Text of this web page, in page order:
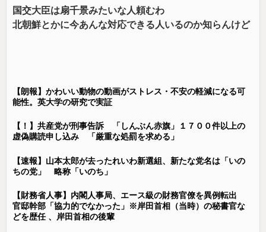
国交大臣は扇千景みたいな人頼むわ
北朝鮮とかに今あんな対応できる人いるのか知らんけど
【朗報】かわいい動物の動画がストレス・不安の軽減になる可
能性。英大学の研究で実証
【！】共産党が刑事告訴 「しんぶん赤旗」１７００件以上の
虚偽購読申し込み 「厳重な処罰を求める」
【速報】山本太郎が去ったれいわ新選組、新たな党名は「いの
ちの党」 略称「いのち」
【財務省人事】内閣人事局、エース級の財務官僚を異例転出
官邸幹部「協力的でなかった」※岸田首相（当時）の秘書官な
どを歴任 、岸田首相の後輩